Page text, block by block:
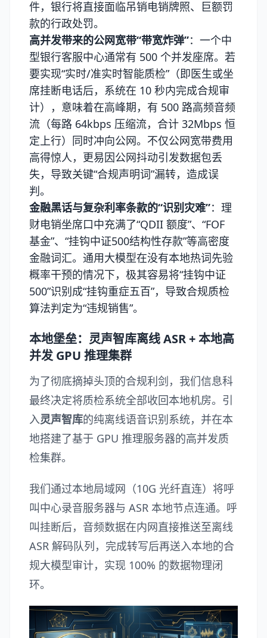
件，银行将直接面临吊销电销牌照、巨额罚
款的行政处罚。
高并发带来的公网宽带“带宽炸弹”：一个中
型银行客服中心通常有 500 个并发座席。若
要实现“实时/准实时智能质检”（即医生或坐
席挂断电话后，系统在 10 秒内完成合规审
计），意味着在高峰期，有 500 路高频音频
流（每路 64kbps 压缩流，合计 32Mbps 恒
定上行）同时冲向公网。不仅公网宽带费用
高得惊人，更易因公网抖动引发数据包丢
失，导致关键“合规声明词”漏转，造成误
判。
金融黑话与复杂利率条款的“识别灾难”：理
财电销坐席口中充满了“QDII 额度”、“FOF
基金”、“挂钩中证500结构性存款”等高密度
金融词汇。通用大模型在没有本地热词先验
概率干预的情况下，极其容易将“挂钩中证
500”识别成“挂钩重症五百”，导致合规质检
算法判定为“违规销售”。
本地堡垒：灵声智库离线 ASR + 本地高
并发 GPU 推理集群
为了彻底摘掉头顶的合规利剑，我们信息科
最终决定将质检系统全部收回本地机房。引
入灵声智库的纯离线语音识别系统，并在本
地搭建了基于 GPU 推理服务器的高并发质
检集群。
我们通过本地局域网（10G 光纤直连）将呼
叫中心录音服务器与 ASR 本地节点连通。呼
叫挂断后，音频数据在内网直接推送至离线
ASR 解码队列，完成转写后再送入本地的合
规大模型审计，实现 100% 的数据物理闭
环。